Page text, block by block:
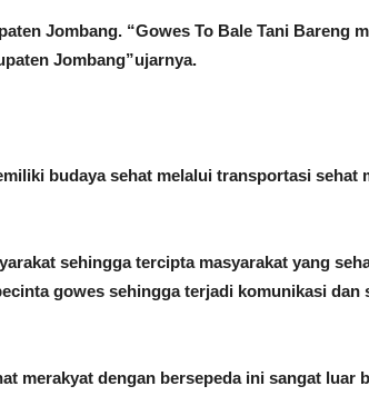
Jombang. “Gowes To Bale Tani Bareng
Jombang”ujarnya.
budaya sehat melalui transportasi sehat
sehingga tercipta masyarakat yang
gowes sehingga terjadi komunikasi dan
merakyat dengan bersepeda ini sangat luar